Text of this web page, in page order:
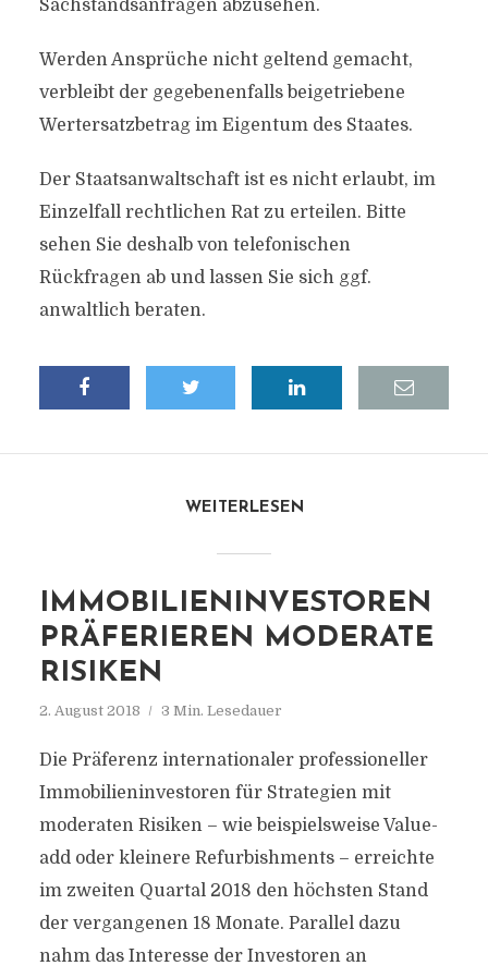
Sachstandsanfragen abzusehen.
Werden Ansprüche nicht geltend gemacht,
verbleibt der gegebenenfalls beigetriebene
Wertersatzbetrag im Eigentum des Staates.
Der Staatsanwaltschaft ist es nicht erlaubt, im
Einzelfall rechtlichen Rat zu erteilen. Bitte
sehen Sie deshalb von telefonischen
Rückfragen ab und lassen Sie sich ggf.
anwaltlich beraten.
WEITERLESEN
IMMOBILIENINVESTOREN
PRÄFERIEREN MODERATE
RISIKEN
2. August 2018 3 Min. Lesedauer
Die Präferenz internationaler professioneller
Immobilieninvestoren für Strategien mit
moderaten Risiken – wie beispielsweise Value-
add oder kleinere Refurbishments – erreichte
im zweiten Quartal 2018 den höchsten Stand
der vergangenen 18 Monate. Parallel dazu
nahm das Interesse der Investoren an